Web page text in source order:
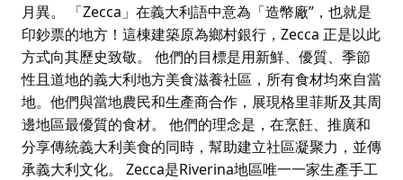
月異。 「Zecca」在義大利語中意為「造幣廠”，也就是
印鈔票的地方！這棟建築原為鄉村銀行，Zecca 正是以此
方式向其歷史致敬。 他們的目標是用新鮮、優質、季節
性且道地的義大利地方美食滋養社區，所有食材均來自當
地。他們與當地農民和生產商合作，展現格里菲斯及其周
邊地區最優質的食材。 他們的理念是，在烹飪、推廣和
分享傳統義大利美食的同時，幫助建立社區凝聚力，並傳
承義大利文化。 Zecca是Riverina地區唯一一家生產手工